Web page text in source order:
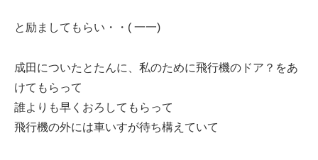
と励ましてもらい・・( 一一)
成田についたとたんに、私のために飛行機のドア？をあ
けてもらって
誰よりも早くおろしてもらって
飛行機の外には車いすが待ち構えていて